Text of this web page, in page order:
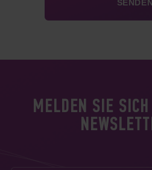
MELDEN SIE